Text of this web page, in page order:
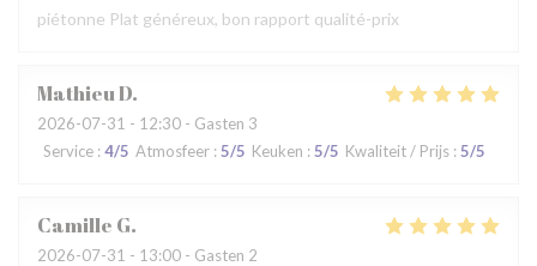
piétonne Plat généreux, bon rapport qualité-prix
MathieuD
2026-07-31 - 12:30 - Gasten 3
Service : 4/5 Atmosfeer : 5/5 Keuken : 5/5 Kwaliteit / Prijs : 5/5
Camille G
2026-07-31 - 13:00 - Gasten 2